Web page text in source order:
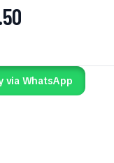
via WhatsApp